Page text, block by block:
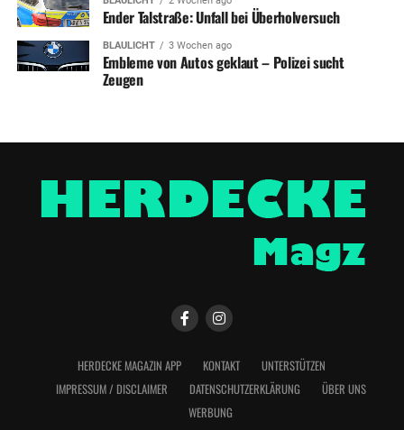
Ender Talstraße: Unfall bei Überholversuch
BLAULICHT 3 Wochen ago
Embleme von Autos geklaut – Polizei sucht
Zeugen
HERDECKE MAGAZIN APP KONTAKT
UNTERSTÜTZEN
IMPRESSUM / DISCLAIMER
DATENSCHUTZERKLÄRUNG
ÜBER UNS
WERBUNG